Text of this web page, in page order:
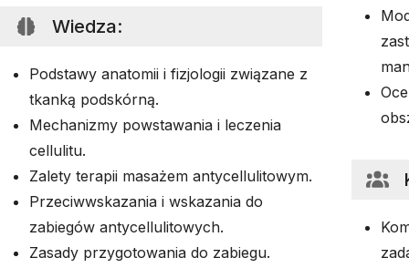
Wiedza:
Podstawy anatomii i fizjologii związane z
tkanką podskórną.
Mechanizmy powstawania i leczenia
cellulitu.
Zalety terapii masażem antycellulitowym.
Przeciwwskazania i wskazania do
zabiegów antycellulitowych.
Zasady przygotowania do zabiegu.